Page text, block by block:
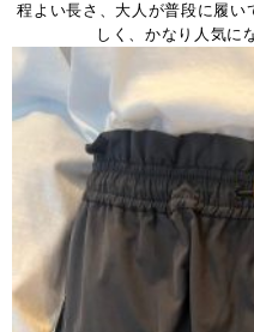
程よい長さ、大人が普段に履
しく、かなり人気に